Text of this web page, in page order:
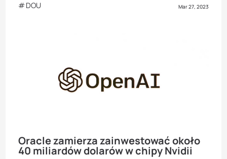
DOU Mar 27, 2023
Oracle zamierza zainwestować około
40 miliardów dolarów w chipy Nvidii